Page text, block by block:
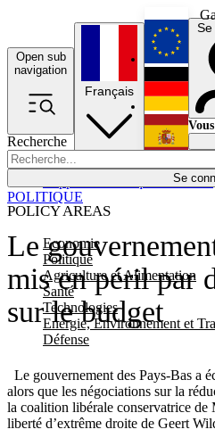
Open sub
navigation
Recherche
Se
POLICY AREAS
Economie
Politique
Agriculture et Alimentation
Santé
Technologies
Energie, Environnement et
Défense
Économie
Français
Le
mis en péril par
sur le budget
Le gouvernement des Pays-Bas a
alors que les négociations sur la
la coalition libérale conservatrice de
liberté d’extrême droite de Geert
POLITIQUE